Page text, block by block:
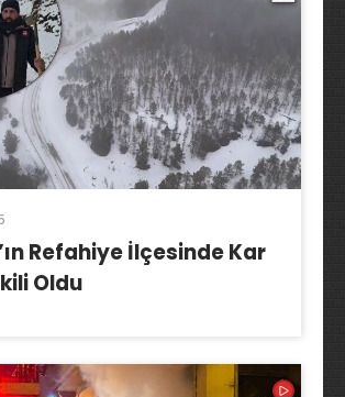
Refahiye İlçesinde Kar
Oldu